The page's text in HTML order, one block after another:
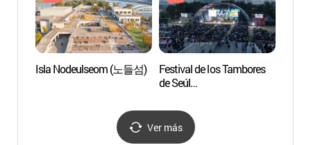
Isla Nodeulseom (노들섬)
Festival de los Tambores
de Seúl
Ver más